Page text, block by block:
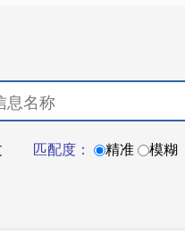
匹配度： 精准 模糊